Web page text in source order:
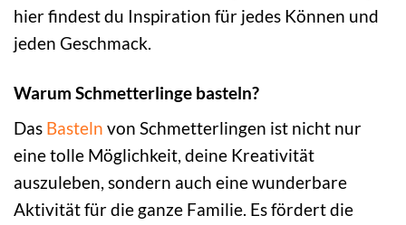
hier findest du Inspiration für jedes Können und
jeden Geschmack.
Warum Schmetterlinge basteln?
Das Basteln von Schmetterlingen ist nicht nur
eine tolle Möglichkeit, deine Kreativität
auszuleben, sondern auch eine wunderbare
Aktivität für die ganze Familie. Es fördert die